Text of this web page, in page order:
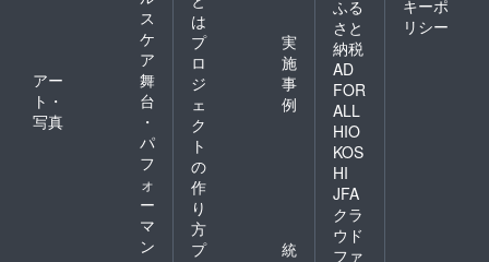
ス
ケ
ア
アー
ト・
写真
舞
台
・
パ
フ
ォ
ー
マ
ン
は
プ
ロ
ジ
ェ
ク
ト
の
作
り
方
実
施
事
例
プ
統
ふる
さと
納税
AD
FOR
ALL
HIO
KOS
HI
JFA
クラ
ウド
ファ
キーポ
リシー